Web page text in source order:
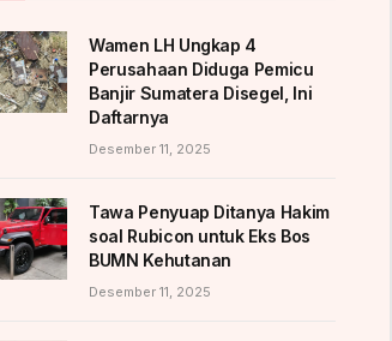
Wamen LH Ungkap 4
Perusahaan Diduga Pemicu
Banjir Sumatera Disegel, Ini
Daftarnya
Desember 11, 2025
Tawa Penyuap Ditanya Hakim
soal Rubicon untuk Eks Bos
BUMN Kehutanan
Desember 11, 2025